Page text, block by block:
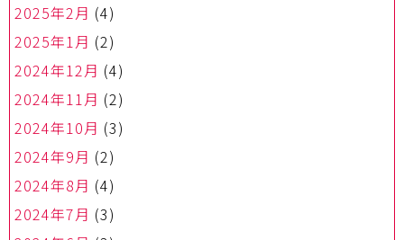
2025年2月 (4)
2025年1月 (2)
2024年12月 (4)
2024年11月 (2)
2024年10月 (3)
2024年9月 (2)
2024年8月 (4)
2024年7月 (3)